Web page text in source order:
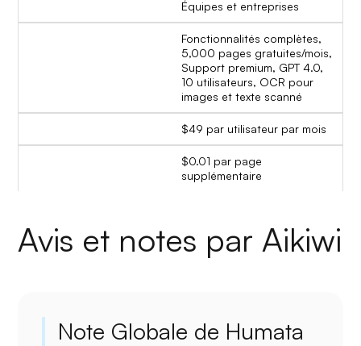
Équipes et entreprises
Fonctionnalités complètes,
5,000 pages gratuites/mois,
Support premium, GPT 4.0,
10 utilisateurs, OCR pour
images et texte scanné
$49 par utilisateur par mois
$0.01 par page
supplémentaire
Avis et notes par Aikiwi
Note Globale de Humata